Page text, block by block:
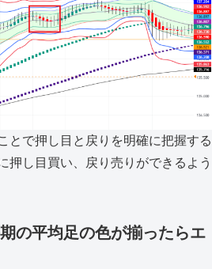
とで押し目と戻りを明確に把握する
押し目買い、戻り売りができるよう
の平均足の色が揃ったらエ